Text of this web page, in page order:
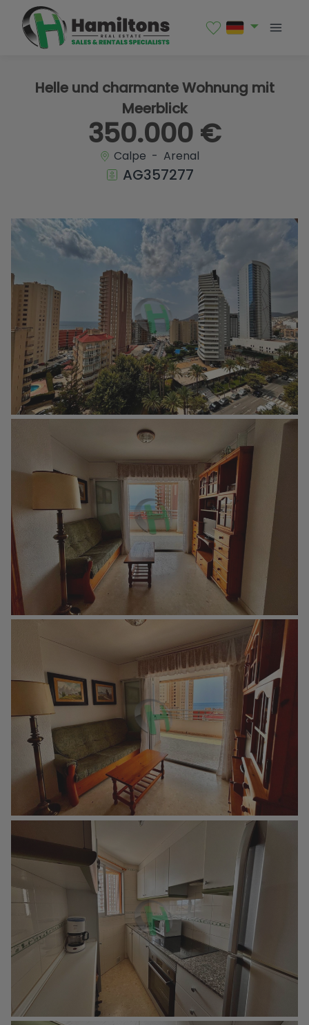
Helle und charmante Wohnung mit
Meerblick
350.000 €
Calpe - Arenal
AG357277
1 / 28